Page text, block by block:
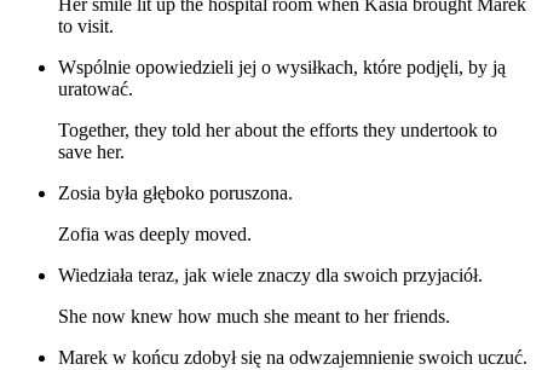
Her smile lit up the hospital room when Kasia brought Marek
to visit.
Wspólnie opowiedzieli jej o wysiłkach, które podjęli, by ją
uratować.
Together, they told her about the efforts they undertook to
save her.
Zosia była głęboko poruszona.
Zofia was deeply moved.
Wiedziała teraz, jak wiele znaczy dla swoich przyjaciół.
She now knew how much she meant to her friends.
Marek w końcu zdobył się na odwzajemnienie swoich uczuć.